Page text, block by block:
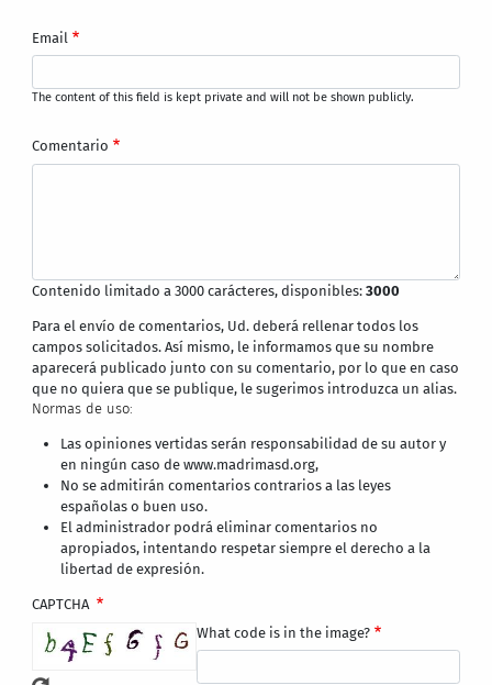
Email
The content of this field is kept private and will not be shown publicly.
Comentario
Contenido limitado a 3000 carácteres, disponibles:3000
Para el envío de comentarios, Ud. deberá rellenar todos los
campos solicitados. Así mismo, le informamos que su nombre
aparecerá publicado junto con su comentario, por lo que en caso
que no quiera que se publique, le sugerimos introduzca un alias.
Normas de uso:
Las opiniones vertidas serán responsabilidad de su autor y
en ningún caso de www.madrimasd.org,
No se admitirán comentarios contrarios a las leyes
españolas o buen uso.
El administrador podrá eliminar comentarios no
apropiados, intentando respetar siempre el derecho a la
libertad de expresión.
CAPTCHA
What code is in the image?